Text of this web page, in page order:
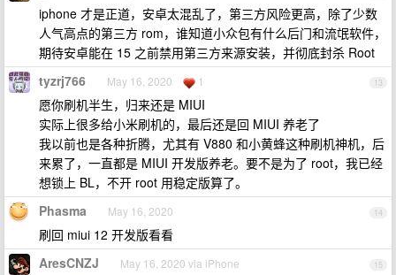
iphone 才是正道，安卓太混乱了，第三方风险更高，除了少数
人气高点的第三方 rom，谁知道小众包有什么后门和流氓软件，
期待安卓能在 15 之前禁用第三方来源安装，并彻底封杀 Root
13
tyzrj766 May 16, 2020 1
愿你刷机半生，归来还是 MIUI
实际上很多给小米刷机的，最后还是回 MIUI 养老了
我以前也是各种折腾，尤其有 V880 和小黄蜂这种刷机神机，后
来累了，一直都是 MIUI 开发版养老。要不是为了 root，我已经
想锁上 BL，不开 root 用稳定版算了。
14
Phasma May 16, 2020
刷回 miui 12 开发版看看
15
AresCNZJ May 16, 2020 via iPhone